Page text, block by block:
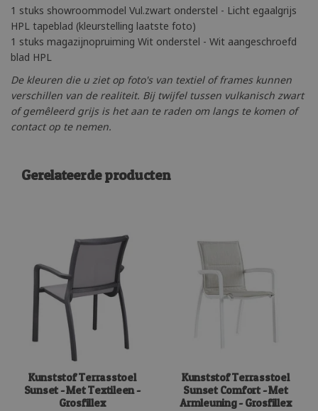
1 stuks showroommodel Vul.zwart onderstel - Licht egaalgrijs
HPL tapeblad (kleurstelling laatste foto)
1 stuks magazijnopruiming Wit onderstel - Wit aangeschroefd
blad HPL
De kleuren die u ziet op foto's van textiel of frames kunnen
verschillen van de realiteit. Bij twijfel tussen vulkanisch zwart
of gemêleerd grijs is het aan te raden om langs te komen of
contact op te nemen.
Gerelateerde producten
Kunststof Terrasstoel
Sunset - Met Textileen -
Grosfillex
Kunststof Terrasstoel
Sunset Comfort - Met
Armleuning - Grosfillex